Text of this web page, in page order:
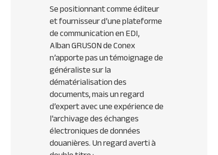
Se positionnant comme éditeur
et fournisseur d’une plateforme
de communication enEDI,
AlbanGRUSONde Conex
n’apporte pas un témoignage de
généraliste sur la
dématérialisation des
documents, mais un regard
d’expert avec une expérience de
l’archivage des échanges
électroniques de données
douanières. Un regard averti à